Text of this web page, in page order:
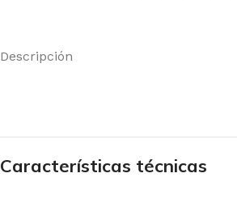
Descripción
Características técnicas